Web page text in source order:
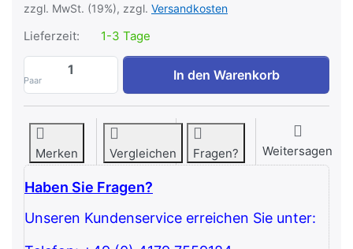
zzgl. MwSt. (19%), zzgl. Versandkosten
Lieferzeit: 1-3 Tage
Paar
Schnellverschluss schwarz D 30 mm zu
In den Warenkorb
Merken Vergleichen Fragen? Weitersagen
Haben Sie Fragen?
Unseren Kundenservice erreichen Sie unter: